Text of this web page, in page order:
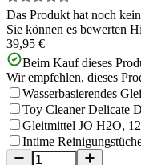
Das Produkt hat noch
Sie können es bewerten
39,95 €
Beim Kauf dieses
Wir empfehlen, dieses
Wasserbasierendes
Toy Cleaner Delicate
Gleitmittel JO H2O,
Intime